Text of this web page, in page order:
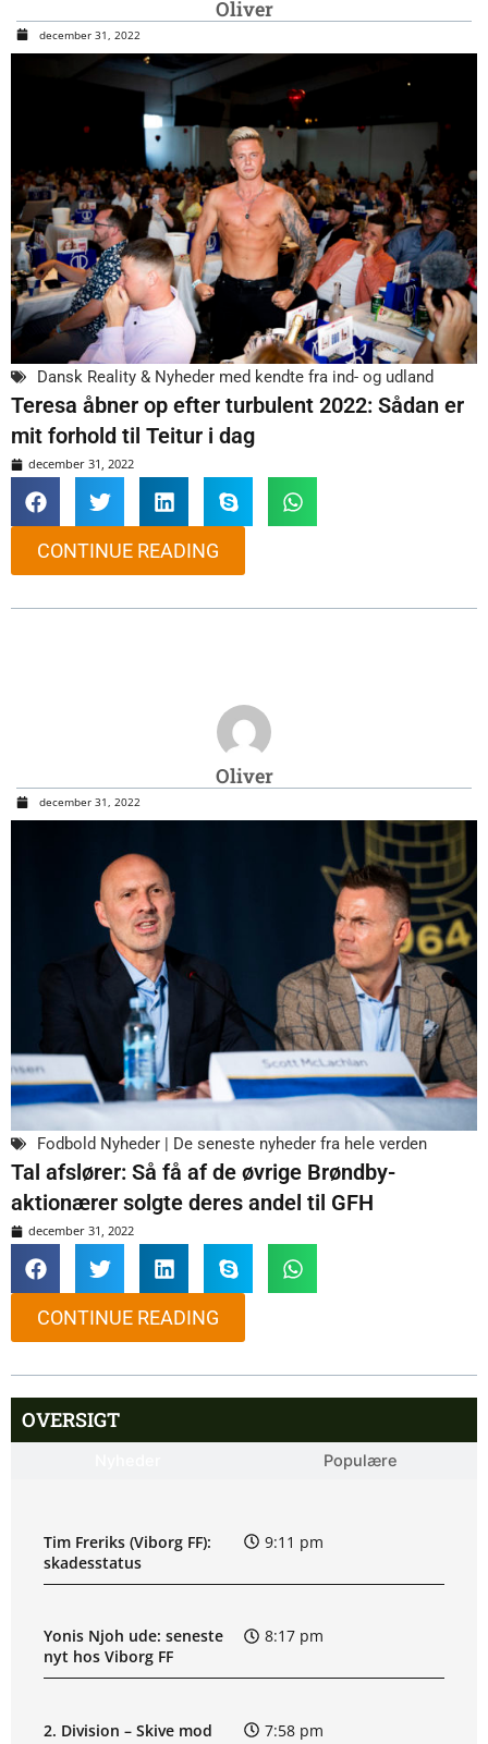
Oliver
december 31, 2022
Dansk Reality & Nyheder med kendte fra ind- og udland
Teresa åbner op efter turbulent 2022: Sådan er
mit forhold til Teitur i dag
december 31, 2022
CONTINUE READING
Oliver
december 31, 2022
Fodbold Nyheder | De seneste nyheder fra hele verden
Tal afslører: Så få af de øvrige Brøndby-
aktionærer solgte deres andel til GFH
december 31, 2022
CONTINUE READING
OVERSIGT
Populære
Tim Freriks (Viborg FF):
skadesstatus
9:11 pm
Yonis Njoh ude: seneste
nyt hos Viborg FF
8:17 pm
2. Division – Skive mod
7:58 pm